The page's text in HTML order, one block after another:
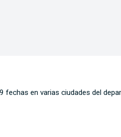
en varias ciudades del